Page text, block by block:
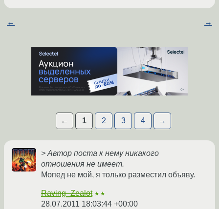
← →
← 1 2 3 4 →
> Автор поста к нему никакого
отношения не имеет.
Мопед не мой, я только разместил объяву.
Raving_Zealot ★★
28.07.2011 18:03:44 +00:00